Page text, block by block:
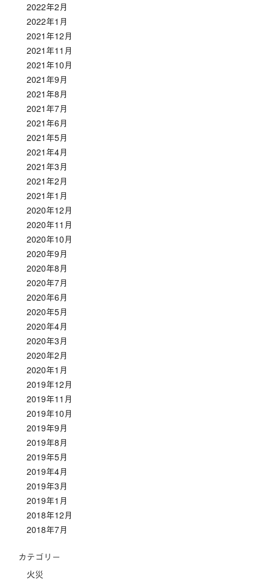
2022年2月
2022年1月
2021年12月
2021年11月
2021年10月
2021年9月
2021年8月
2021年7月
2021年6月
2021年5月
2021年4月
2021年3月
2021年2月
2021年1月
2020年12月
2020年11月
2020年10月
2020年9月
2020年8月
2020年7月
2020年6月
2020年5月
2020年4月
2020年3月
2020年2月
2020年1月
2019年12月
2019年11月
2019年10月
2019年9月
2019年8月
2019年5月
2019年4月
2019年3月
2019年1月
2018年12月
2018年7月
カテゴリー
火災